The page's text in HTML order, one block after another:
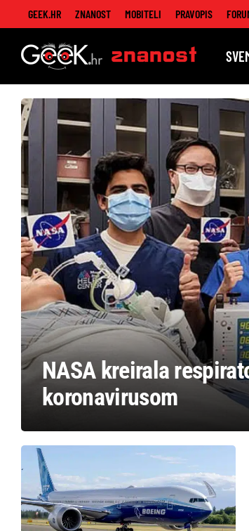
GEEK.HR ZNANOST MOBITELI PRAVOPIS
Znanost
NASA kreirala
koronavirusom